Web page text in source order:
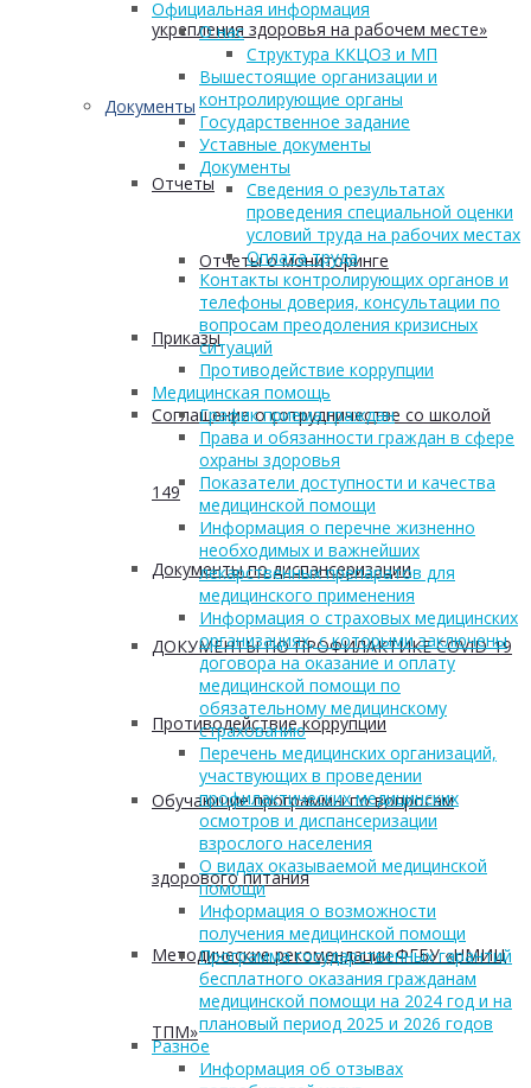
укрепления здоровья на рабочем месте»
Документы
Отчеты
Отчеты о мониторинге
Приказы
Соглашение о сотрудничестве со школой
149
Документы по диспансеризации
ДОКУМЕНТЫ ПО ПРОФИЛАКТИКЕ COVID-19
Противодействие коррупции
Обучающие программы по вопросам
здорового питания
Методические рекомендации ФГБУ «НМИЦ
ТПМ»
Официальная информация
О нас
Структура ККЦОЗ и МП
Вышестоящие организации и
контролирующие органы
Государственное задание
Уставные документы
Документы
Сведения о результатах
проведения специальной оценки
условий труда на рабочих местах
Оплата труда
Контакты контролирующих органов и
телефоны доверия, консультации по
вопросам преодоления кризисных
ситуаций
Противодействие коррупции
Медицинская помощь
График приема граждан
Права и обязанности граждан в сфере
охраны здоровья
Показатели доступности и качества
медицинской помощи
Информация о перечне жизненно
необходимых и важнейших
лекарственных препаратов для
медицинского применения
Информация о страховых медицинских
организациях, с которыми заключены
договора на оказание и оплату
медицинской помощи по
обязательному медицинскому
страхованию
Перечень медицинских организаций,
участвующих в проведении
профилактических медицинских
осмотров и диспансеризации
взрослого населения
О видах оказываемой медицинской
помощи
Информация о возможности
получения медицинской помощи
Программа государственных гарантий
бесплатного оказания гражданам
медицинской помощи на 2024 год и на
плановый период 2025 и 2026 годов
Разное
Информация об отзывах